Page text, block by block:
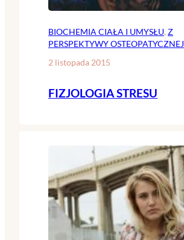
BIOCHEMIA CIAŁA I UMYSŁU, Z
PERSPEKTYWY OSTEOPATYCZNEJ
2 listopada 2015
FIZJOLOGIA STRESU